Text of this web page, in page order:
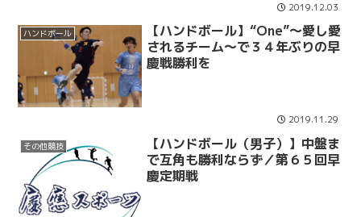
2019.12.03
ハンドボール
【ハンドボール】“One”〜愛し愛
されるチーム〜で３４年ぶりの早
慶戦勝利を
2019.11.29
その他競技
【ハンドボール（男子）】中盤ま
で互角も勝利ならず／第６５回早
慶定期戦